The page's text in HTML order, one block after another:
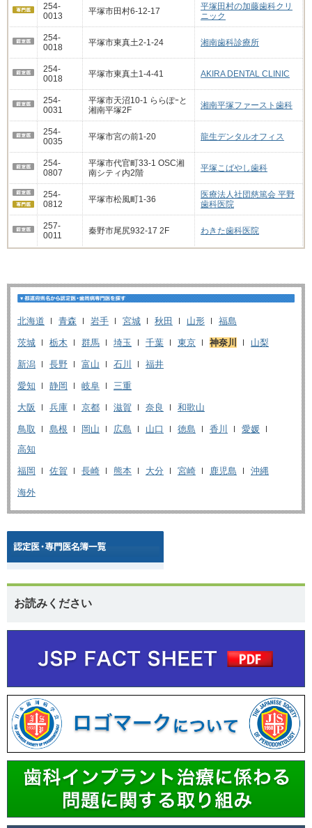
254-
0013
平塚市田村6-12-17
平塚田村の加藤歯科クリ
ニック
254-
0018
平塚市東真土2-1-24 湘南歯科診療所
254-
0018
平塚市東真土1‐4‐41 AKIRA DENTAL CLINIC
254-
0031
平塚市天沼10-1 ららぽｰと
湘南平塚2F
湘南平塚ファースト歯科
254-
0035
平塚市宮の前1-20 龍生デンタルオフィス
254-
0807
平塚市代官町33-1 OSC湘
南シティ内2階
平塚こばやし歯科
254-
0812
平塚市松風町1-36
医療法人社団慈篤会 平野
歯科医院
257-
0011
秦野市尾尻932-17 2F わきた歯科医院
北海道 青森 岩手 宮城 秋田 山形 福島
茨城 栃木 群馬 埼玉 千葉 東京 神奈川 山梨
新潟 長野 富山 石川 福井
愛知 静岡 岐阜 三重
大阪 兵庫 京都 滋賀 奈良 和歌山
鳥取 島根 岡山 広島 山口 徳島 香川
愛媛
高知
福岡 佐賀 長崎 熊本 大分 宮崎 鹿児島 沖縄
海外
お読みください